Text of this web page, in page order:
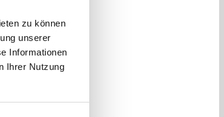
zu können
unserer
Informationen
Ihrer Nutzung